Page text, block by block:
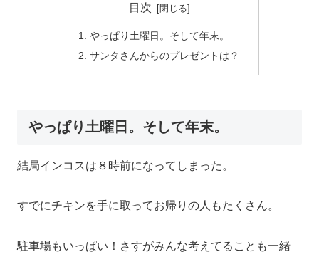
目次
やっぱり土曜日。そして年末。
サンタさんからのプレゼントは？
やっぱり土曜日。そして年末。
結局インコスは８時前になってしまった。
すでにチキンを手に取ってお帰りの人もたくさん。
駐車場もいっぱい！さすがみんな考えてることも一緒